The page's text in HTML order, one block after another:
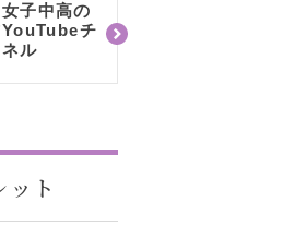
子中高の
チ
ル
ト